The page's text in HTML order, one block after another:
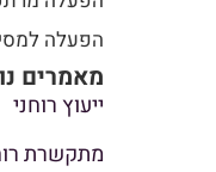
הפעלה
מאמרים
ייעוץ רוחני
מתקשרת